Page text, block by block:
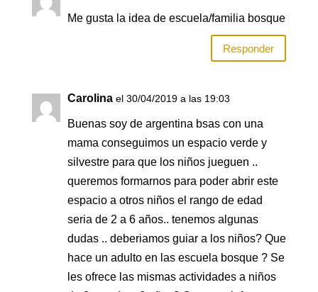
Me gusta la idea de escuela/familia bosque
Responder
Carolina el 30/04/2019 a las 19:03
Buenas soy de argentina bsas con una
mama conseguimos un espacio verde y
silvestre para que los niños jueguen ..
queremos formarnos para poder abrir este
espacio a otros niños el rango de edad
seria de 2 a 6 años.. tenemos algunas
dudas .. deberiamos guiar a los niños? Que
hace un adulto en las escuela bosque ? Se
les ofrece las mismas actividades a niños